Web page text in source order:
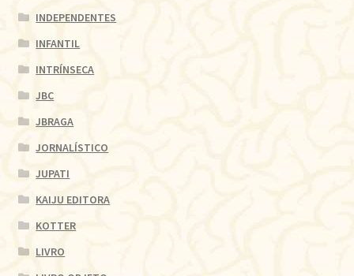
INDEPENDENTES
INFANTIL
INTRÍNSECA
JBC
JBRAGA
JORNALÍSTICO
JUPATI
KAIJU EDITORA
KOTTER
LIVRO